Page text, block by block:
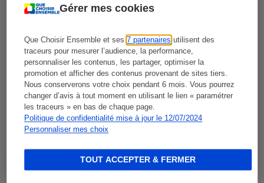
Gérer mes cookies
Que Choisir Ensemble et ses7 partenaires utilisent des
traceurs pour mesurer l’audience, la performance,
personnaliser les contenus, les partager, optimiser la
promotion et afficher des contenus provenant de sites tiers.
Nous conserverons votre choix pendant 6 mois. Vous pourrez
changer d’avis à tout moment en utilisant le lien « paramétrer
les traceurs » en bas de chaque page.
Politique de confidentialité mise à jour le 12/07/2024
Personnaliser mes choix
TOUT ACCEPTER & FERMER